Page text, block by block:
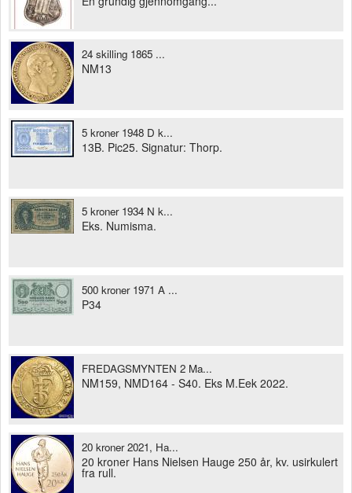
24 skilling 1865 ...
NM13
5 kroner 1948 D k...
13B. Pic25. Signatur: Thorp.
5 kroner 1934 N k...
Eks. Numisma.
500 kroner 1971 A ...
P34
FREDAGSMYNTEN 2 Ma...
NM159, NMD164 - S40. Eks M.Eek 2022.
20 kroner 2021, Ha...
20 kroner Hans Nielsen Hauge 250 år, kv. usirkulert
fra rull.